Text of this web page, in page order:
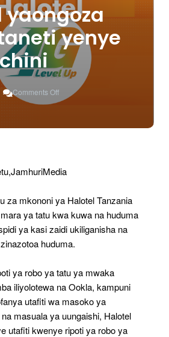
yaongoza
yenye
Comments Off
Halotel
Nchini
za mkononi ya Halotel Tanzania
ya tatu kwa kuwa na huduma
ya kasi zaidi ukiliganisha na
huduma.
ya robo ya tatu ya mwaka
iliyolotewa na Ookla, kampuni
utafiti wa masoko ya
masuala ya uungaishi, Halotel
utafiti kwenye ripoti ya robo ya